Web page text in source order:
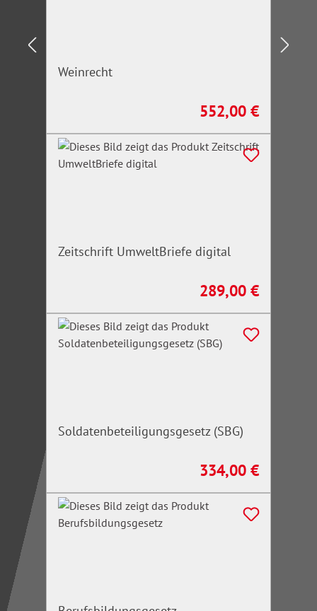
Weinrecht
Regulärer Preis:
552,00 €
Zeitschrift UmweltBriefe digital
Regulärer Preis:
289,00 €
Soldatenbeteiligungsgesetz (SBG)
Regulärer Preis:
334,00 €